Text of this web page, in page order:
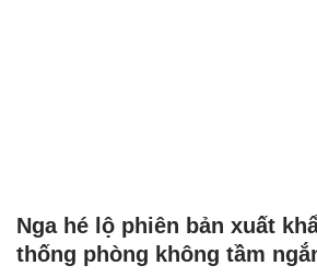
Nga hé lộ phiên bản xuất
thống phòng không tầm